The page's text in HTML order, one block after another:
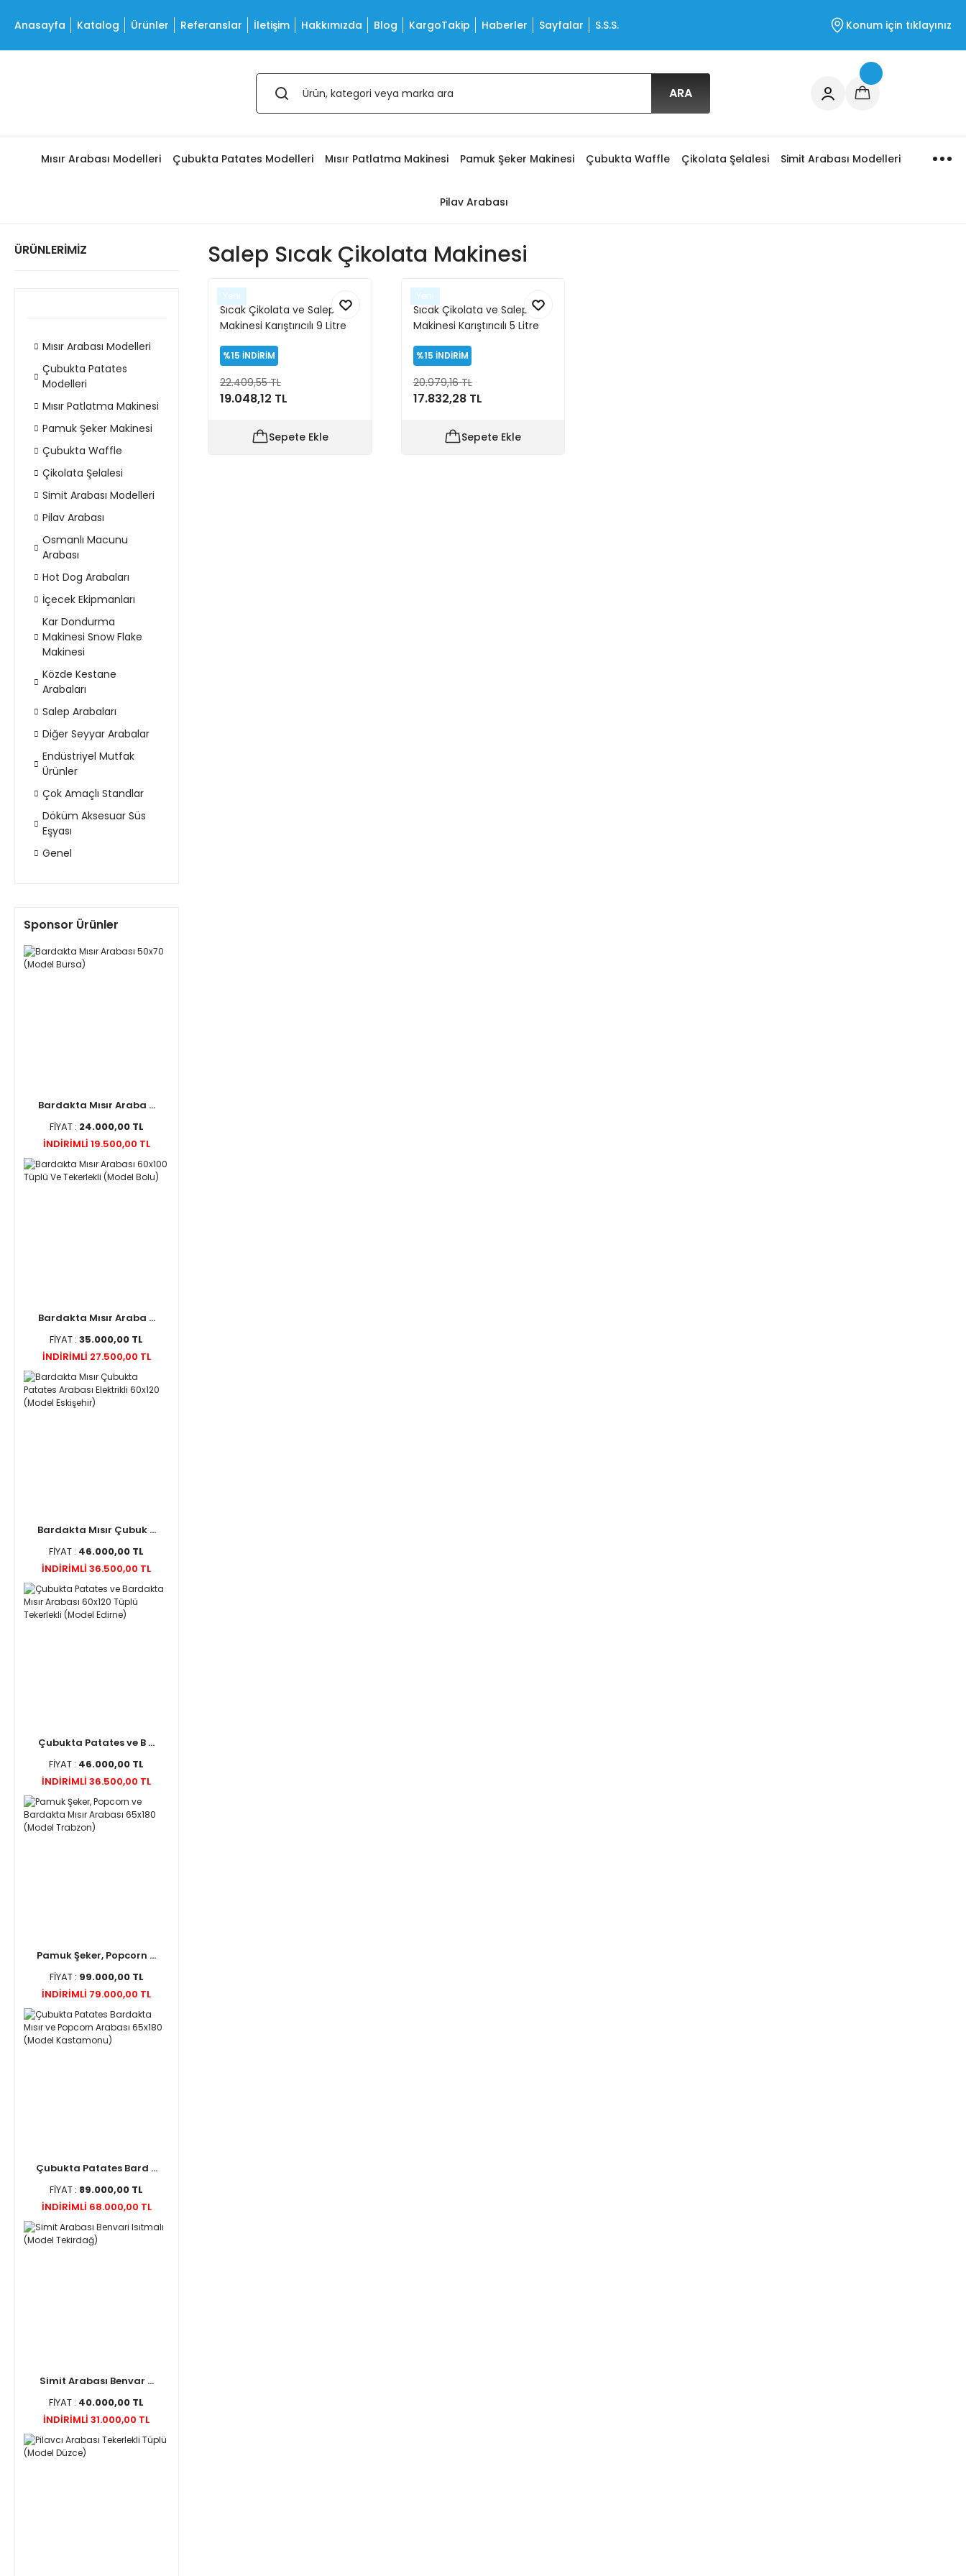
Anasayfa Katalog Ürünler Referanslar İletişim Hakkımızda Blog KargoTakip Haberler Sayfalar S.S.S. Konum için tıklayınız
ARA
Mısır Arabası Modelleri Çubukta Patates Modelleri Mısır Patlatma Makinesi Pamuk Şeker Makinesi Çubukta Waffle Çikolata Şelalesi Simit Arabası Modelleri
Pilav Arabası
ÜRÜNLERİMİZ
Mısır Arabası Modelleri
Çubukta Patates
Modelleri
Mısır Patlatma Makinesi
Pamuk Şeker Makinesi
Çubukta Waffle
Çikolata Şelalesi
Simit Arabası Modelleri
Pilav Arabası
Osmanlı Macunu
Arabası
Hot Dog Arabaları
İçecek Ekipmanları
Kar Dondurma
Makinesi Snow Flake
Makinesi
Közde Kestane
Arabaları
Salep Arabaları
Diğer Seyyar Arabalar
Endüstriyel Mutfak
Ürünler
Çok Amaçlı Standlar
Döküm Aksesuar Süs
Eşyası
Genel
Sponsor Ürünler
Bardakta Mısır Araba ...
FİYAT : 24.000,00 TL
İNDİRİMLİ 19.500,00 TL
Bardakta Mısır Araba ...
FİYAT :35.000,00 TL
İNDİRİMLİ 27.500,00 TL
Bardakta Mısır Çubuk ...
FİYAT : 46.000,00 TL
İNDİRİMLİ 36.500,00 TL
Çubukta Patates ve B ...
FİYAT : 46.000,00 TL
İNDİRİMLİ 36.500,00 TL
Pamuk Şeker, Popcorn ...
FİYAT : 99.000,00 TL
İNDİRİMLİ 79.000,00 TL
Çubukta Patates Bard ...
FİYAT : 89.000,00 TL
İNDİRİMLİ 68.000,00 TL
Simit Arabası Benvar ...
FİYAT : 40.000,00 TL
İNDİRİMLİ 31.000,00 TL
Salep Sıcak Çikolata Makinesi
Yeni
Sıcak Çikolata ve Salep
Makinesi Karıştırıcılı 9 Litre
%15 İNDİRİM
22.409,55 TL
19.048,12 TL
Sepete Ekle
Yeni
Sıcak Çikolata ve Salep
Makinesi Karıştırıcılı 5 Litre
%15 İNDİRİM
20.979,16 TL
17.832,28 TL
Sepete Ekle